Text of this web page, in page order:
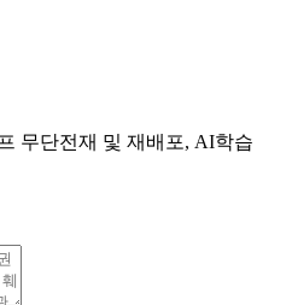
무단전재 및 재배포, AI학습